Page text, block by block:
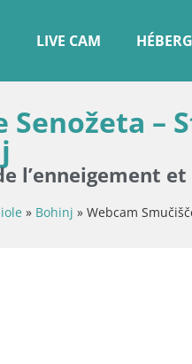
LIVE CAM
Senožeta –
l’enneigement
» Bohinj » Webcam